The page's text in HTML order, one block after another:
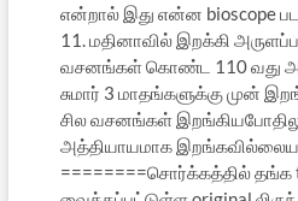
என்றால் இது என்ன bioscope
11. மதினாவில் இறக்கி
வசனங்கள் கொண்ட 110 வது
சுமார் 3 மாதங்களுக்கு முன்
சில வசனங்கள்
அத்தியாயமாக
========சொர்க்கத்தில் தங்க